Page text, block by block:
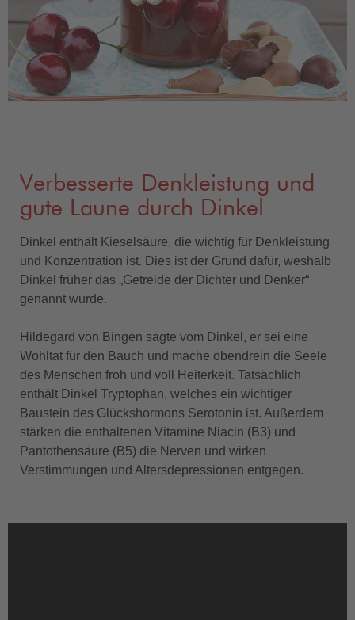
Verbesserte Denkleistung und
gute Laune durch Dinkel
Dinkel enthält Kieselsäure, die wichtig für Denkleistung
und Konzentration ist. Dies ist der Grund dafür, weshalb
Dinkel früher das „Getreide der Dichter und Denker“
genannt wurde.
Hildegard von Bingen sagte vom Dinkel, er sei eine
Wohltat für den Bauch und mache obendrein die Seele
des Menschen froh und voll Heiterkeit. Tatsächlich
enthält Dinkel Tryptophan, welches ein wichtiger
Baustein des Glückshormons Serotonin ist. Außerdem
stärken die enthaltenen Vitamine Niacin (B3) und
Pantothensäure (B5) die Nerven und wirken
Verstimmungen und Altersdepressionen entgegen.